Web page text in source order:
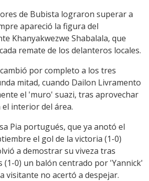
de Bubista lograron superar a
apareció la figura del
Khanyakwezwe Shabalala, que
remate de los delanteros locales.
por completo a los tres
mitad, cuando Dailon Livramento
el 'muro' suazi, tras aprovechar
interior del área.
Pia portugués, que ya anotó el
el gol de la victoria (1-0)
a demostrar su viveza tras
(1-0) un balón centrado por 'Yannick'
visitante no acertó a despejar.